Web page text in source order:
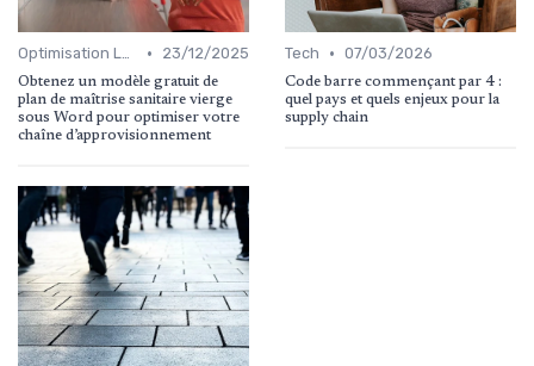
Optimisation Logistique • 23/12/2025
Obtenez un modèle gratuit de
plan de maîtrise sanitaire vierge
sous Word pour optimiser votre
chaîne d’approvisionnement
Tech • 07/03/2026
Code barre commençant par 4 :
quel pays et quels enjeux pour la
supply chain